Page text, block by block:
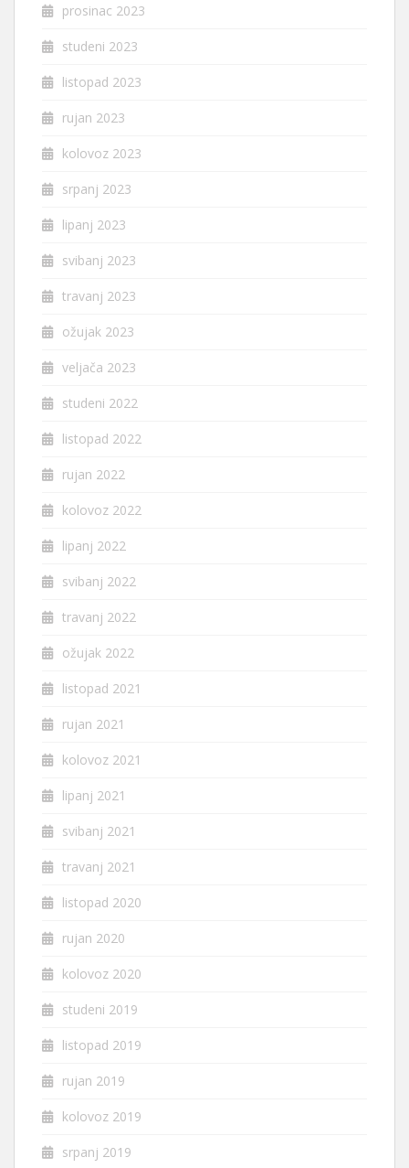
prosinac 2023
studeni 2023
listopad 2023
rujan 2023
kolovoz 2023
srpanj 2023
lipanj 2023
svibanj 2023
travanj 2023
ožujak 2023
veljača 2023
studeni 2022
listopad 2022
rujan 2022
kolovoz 2022
lipanj 2022
svibanj 2022
travanj 2022
ožujak 2022
listopad 2021
rujan 2021
kolovoz 2021
lipanj 2021
svibanj 2021
travanj 2021
listopad 2020
rujan 2020
kolovoz 2020
studeni 2019
listopad 2019
rujan 2019
kolovoz 2019
srpanj 2019